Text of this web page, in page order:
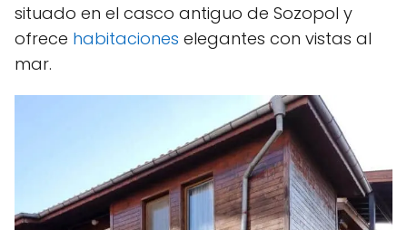
situado en el casco antiguo de Sozopol y
ofrece habitaciones elegantes con vistas al
mar.